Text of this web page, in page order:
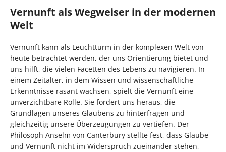
Vernunft als Wegweiser in der modernen
Welt
Vernunft kann als Leuchtturm in der komplexen Welt von
heute betrachtet werden, der uns Orientierung bietet und
uns hilft, die vielen Facetten des Lebens zu navigieren. In
einem Zeitalter, in dem Wissen und wissenschaftliche
Erkenntnisse rasant wachsen, spielt die Vernunft eine
unverzichtbare Rolle. Sie fordert uns heraus, die
Grundlagen unseres Glaubens zu hinterfragen und
gleichzeitig unsere Überzeugungen zu vertiefen. Der
Philosoph Anselm von Canterbury stellte fest, dass Glaube
und Vernunft nicht im Widerspruch zueinander stehen,